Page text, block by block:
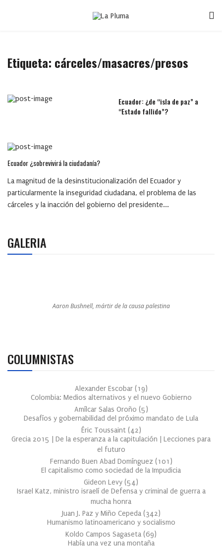
Etiqueta: cárceles/masacres/presos
Ecuador: ¿de “isla de paz” a
“Estado fallido”?
Ecuador ¿sobrevivirá la ciudadanía?
La magnitud de la desinstitucionalización del Ecuador y
particularmente la inseguridad ciudadana, el problema de las
cárceles y la inacción del gobierno del presidente...
GALERIA
Aaron Bushnell, mártir de la causa palestina
COLUMNISTAS
Alexander Escobar (19)
Colombia: Medios alternativos y el nuevo Gobierno
Amílcar Salas Oroño (5)
Desafíos y gobernabilidad del próximo mandato de Lula
Éric Toussaint (42)
Grecia 2015 | De la esperanza a la capitulación | Lecciones para
el futuro
Fernando Buen Abad Domínguez (101 )
El capitalismo como sociedad de la Impudicia
Gideon Levy (54)
Israel Katz, ministro israelí de Defensa y criminal de guerra a
mucha honra
Juan J. Paz y Miño Cepeda (342)
Humanismo latinoamericano y socialismo
Koldo Campos Sagaseta (69)
Había una vez una montaña